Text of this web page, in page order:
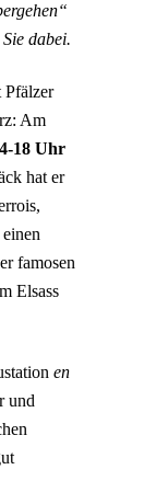
dabei.
Pfälzer
Am
18 Uhr
hat er
famosen
Elsass
en
und